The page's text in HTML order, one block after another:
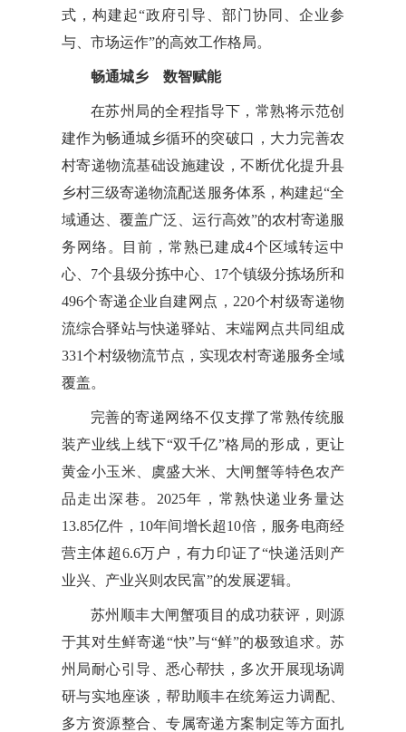
式，构建起“政府引导、部门协同、企业参
与、市场运作”的高效工作格局。
畅通城乡 数智赋能
在苏州局的全程指导下，常熟将示范创
建作为畅通城乡循环的突破口，大力完善农
村寄递物流基础设施建设，不断优化提升县
乡村三级寄递物流配送服务体系，构建起“全
域通达、覆盖广泛、运行高效”的农村寄递服
务网络。目前，常熟已建成4个区域转运中
心、7个县级分拣中心、17个镇级分拣场所和
496个寄递企业自建网点，220个村级寄递物
流综合驿站与快递驿站、末端网点共同组成
331个村级物流节点，实现农村寄递服务全域
覆盖。
完善的寄递网络不仅支撑了常熟传统服
装产业线上线下“双千亿”格局的形成，更让
黄金小玉米、虞盛大米、大闸蟹等特色农产
品走出深巷。2025年，常熟快递业务量达
13.85亿件，10年间增长超10倍，服务电商经
营主体超6.6万户，有力印证了“快递活则产
业兴、产业兴则农民富”的发展逻辑。
苏州顺丰大闸蟹项目的成功获评，则源
于其对生鲜寄递“快”与“鲜”的极致追求。苏
州局耐心引导、悉心帮扶，多次开展现场调
研与实地座谈，帮助顺丰在统筹运力调配、
多方资源整合、专属寄递方案制定等方面扎